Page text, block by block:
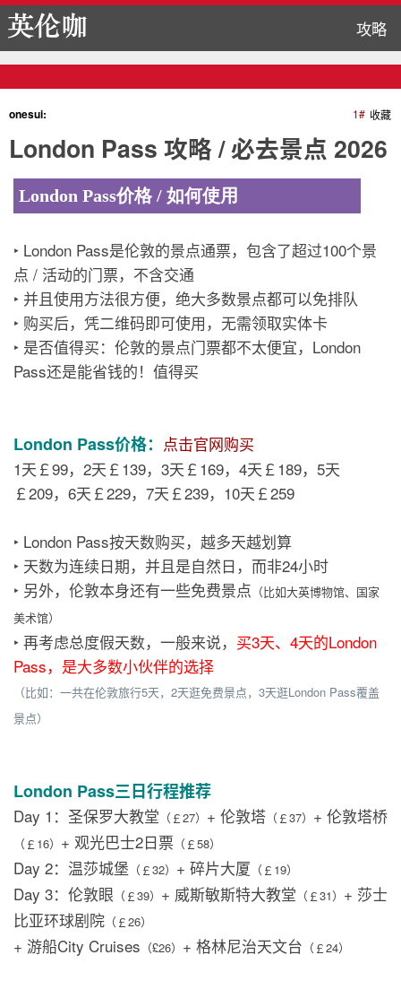
攻略
收藏
1#
onesui:
London Pass 攻略 / 必去景点 2026
London Pass价格 / 如何使用
‣ London Pass是伦敦的景点通票，包含了超过100个景
点 / 活动的门票，不含交通
‣ 并且使用方法很方便，绝大多数景点都可以免排队
‣ 购买后，凭二维码即可使用，无需领取实体卡
‣ 是否值得买：伦敦的景点门票都不太便宜，London
Pass还是能省钱的！值得买
London Pass价格： 点击官网购买
1天￡99，2天￡139，3天￡169，4天￡189，5天
￡209，6天￡229，7天￡239，10天￡259
‣ London Pass按天数购买，越多天越划算
‣ 天数为连续日期，并且是自然日，而非24小时
‣ 另外，伦敦本身还有一些免费景点 （比如大英博物馆、国家
美术馆）
‣ 再考虑总度假天数，一般来说， 买3天、4天的London
Pass，是大多数小伙伴的选择
（比如：一共在伦敦旅行5天，2天逛免费景点，3天逛London Pass覆盖
景点）
London Pass三日行程推荐
Day 1：圣保罗大教堂 （￡27） + 伦敦塔 （￡37） + 伦敦塔桥
（￡16） + 观光巴士2日票 （￡58）
Day 2：温莎城堡 （￡32） + 碎片大厦 （￡19）
Day 3：伦敦眼 （￡39） + 威斯敏斯特大教堂 （￡31） + 莎士
比亚环球剧院 （￡26）
+ 游船City Cruises （£26） + 格林尼治天文台 （￡24）